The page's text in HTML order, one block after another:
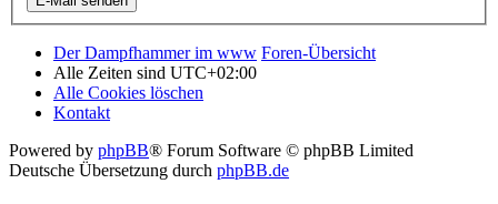
Der Dampfhammer im www Foren-Übersicht
Alle Zeiten sind UTC+02:00
Alle Cookies löschen
Kontakt
Powered by phpBB® Forum Software © phpBB Limited
Deutsche Übersetzung durch phpBB.de